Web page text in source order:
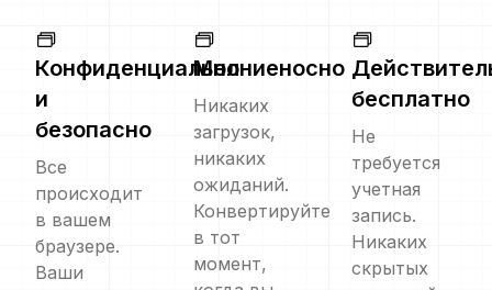
Конфиденциально
и
безопасно
Все
происходит
в вашем
браузере.
Ваши
Молниеносно
Никаких
загрузок,
никаких
ожиданий.
Конвертируйте
в тот
момент,
бесплатно
Не
требуется
учетная
запись.
Никаких
скрытых